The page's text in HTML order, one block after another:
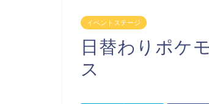
イベントステージ
日替わりポケ
ス